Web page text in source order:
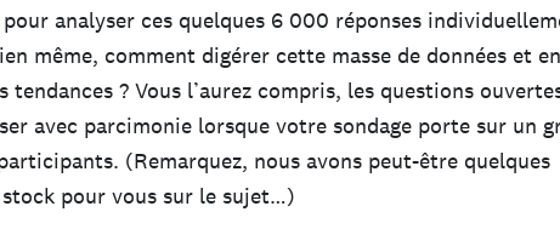
pour analyser ces quelques 6 000 réponses
même, comment digérer cette masse de données et en
tendances ? Vous l’aurez compris, les questions
avec parcimonie lorsque votre sondage porte sur un
(Remarquez, nous avons peut-être quelques
pour vous sur le sujet…)